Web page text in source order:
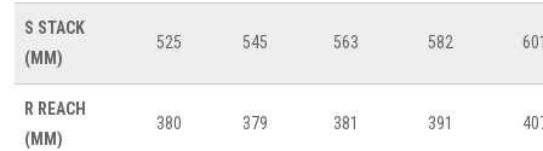
S STACK
(MM)
525 545 563 582
R REACH
(MM)
380 379 381 391